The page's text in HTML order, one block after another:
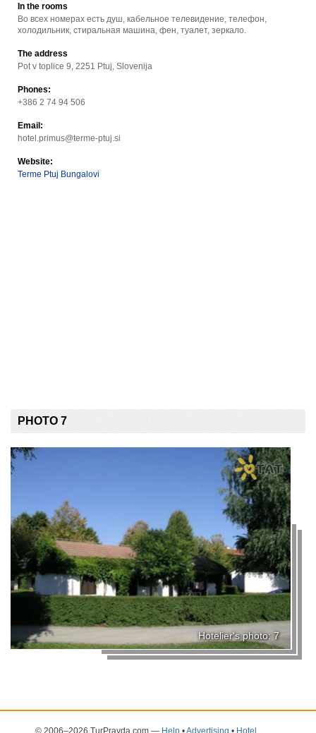
In the rooms
Во всех номерах есть душ, кабельное телевидение, телефон,
холодильник, стиральная машина, фен, туалет, зеркало.
The address
Pot v toplice 9, 2251 Ptuj, Slovenija
Phones:
+386 2 74 94 506
Email:
hotel.primus@terme-ptuj.si
Website:
Terme Ptuj Bungalovi
PHOTO 7
Hotelier's photo: 7
© 2006–2026 TurPravda.com — Help •Advertising • Hotel